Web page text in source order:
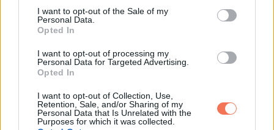
consent section.
I want to opt-out of the Sale of my
Personal Data.
Opted In
I want to opt-out of processing my
Personal Data for Targeted Advertising.
Opted In
I want to opt-out of Collection, Use,
Retention, Sale, and/or Sharing of my
Personal Data that Is Unrelated with the
Purposes for which it was collected.
ízületi vonala, akkor a harmadik csoportba sorolják. Ezt a
típust gyakran kötik magabiztossághoz, ambícióhoz és
kalandvágyhoz.
Valószínűleg szereted a kihívásokat, és nem szívesen